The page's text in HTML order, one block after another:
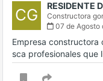
CG RESIDENTE
Constructora
07 de Agosto
Empresa constructora
sca profesionales que